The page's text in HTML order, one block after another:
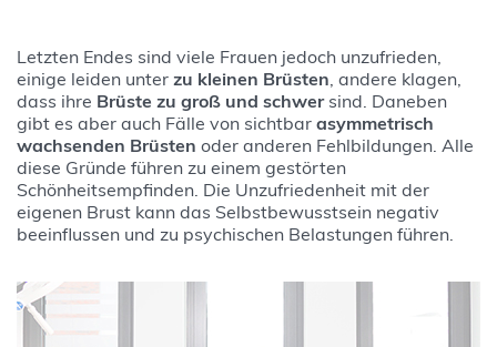
Letzten Endes sind viele Frauen jedoch unzufrieden,
einige leiden unter zu kleinen Brüsten, andere klagen,
dass ihre Brüste zu groß und schwersind. Daneben
gibt es aber auch Fälle von sichtbar asymmetrisch
wachsenden Brüsten oder anderen Fehlbildungen. Alle
diese Gründe führen zu einem gestörten
Schönheitsempfinden. Die Unzufriedenheit mit der
eigenen Brust kann das Selbstbewusstsein negativ
beeinflussen und zu psychischen Belastungen führen.